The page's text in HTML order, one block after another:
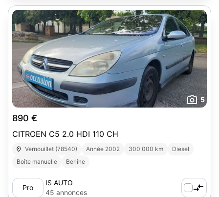
5
890 €
CITROEN C5 2.0 HDI 110 CH
Vernouillet (78540) Année 2002 300 000 km
Diesel
Boîte manuelle
Berline
Pro
IS AUTO
45 annonces